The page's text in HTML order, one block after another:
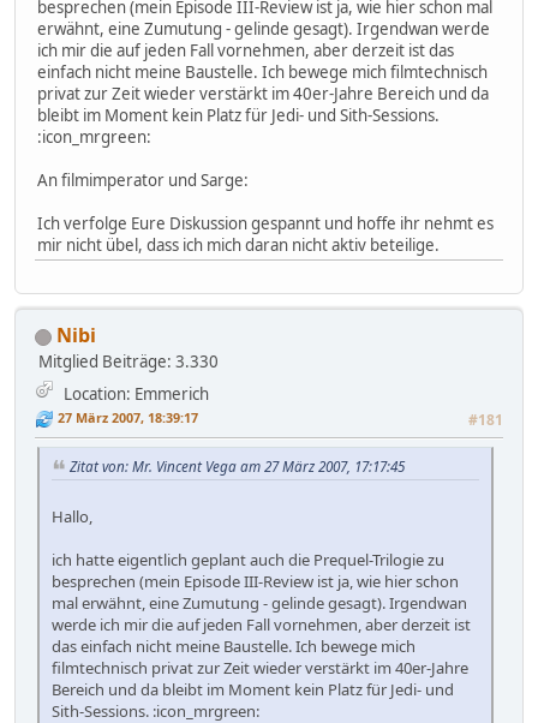
besprechen (mein Episode III-Review ist ja, wie hier schon mal
erwähnt, eine Zumutung - gelinde gesagt). Irgendwan werde
ich mir die auf jeden Fall vornehmen, aber derzeit ist das
einfach nicht meine Baustelle. Ich bewege mich filmtechnisch
privat zur Zeit wieder verstärkt im 40er-Jahre Bereich und da
bleibt im Moment kein Platz für Jedi- und Sith-Sessions.
:icon_mrgreen:
An filmimperator und Sarge:
Ich verfolge Eure Diskussion gespannt und hoffe ihr nehmt es
mir nicht übel, dass ich mich daran nicht aktiv beteilige.
Nibi
Mitglied Beiträge: 3.330
Location: Emmerich
27 März 2007, 18:39:17 #181
Zitat von: Mr. Vincent Vega am 27 März 2007, 17:17:45
Hallo,
ich hatte eigentlich geplant auch die Prequel-Trilogie zu
besprechen (mein Episode III-Review ist ja, wie hier schon
mal erwähnt, eine Zumutung - gelinde gesagt). Irgendwan
werde ich mir die auf jeden Fall vornehmen, aber derzeit ist
das einfach nicht meine Baustelle. Ich bewege mich
filmtechnisch privat zur Zeit wieder verstärkt im 40er-Jahre
Bereich und da bleibt im Moment kein Platz für Jedi- und
Sith-Sessions. :icon_mrgreen: